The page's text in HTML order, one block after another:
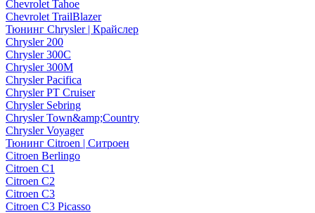
Chevrolet Tahoe
Chevrolet TrailBlazer
Тюнинг Chrysler | Крайслер
Chrysler 200
Chrysler 300C
Chrysler 300M
Chrysler Pacifica
Chrysler PT Cruiser
Chrysler Sebring
Chrysler Town&amp;Country
Chrysler Voyager
Тюнинг Citroen | Ситроен
Citroen Berlingo
Citroen C1
Citroen C2
Citroen C3
Citroen C3 Picasso